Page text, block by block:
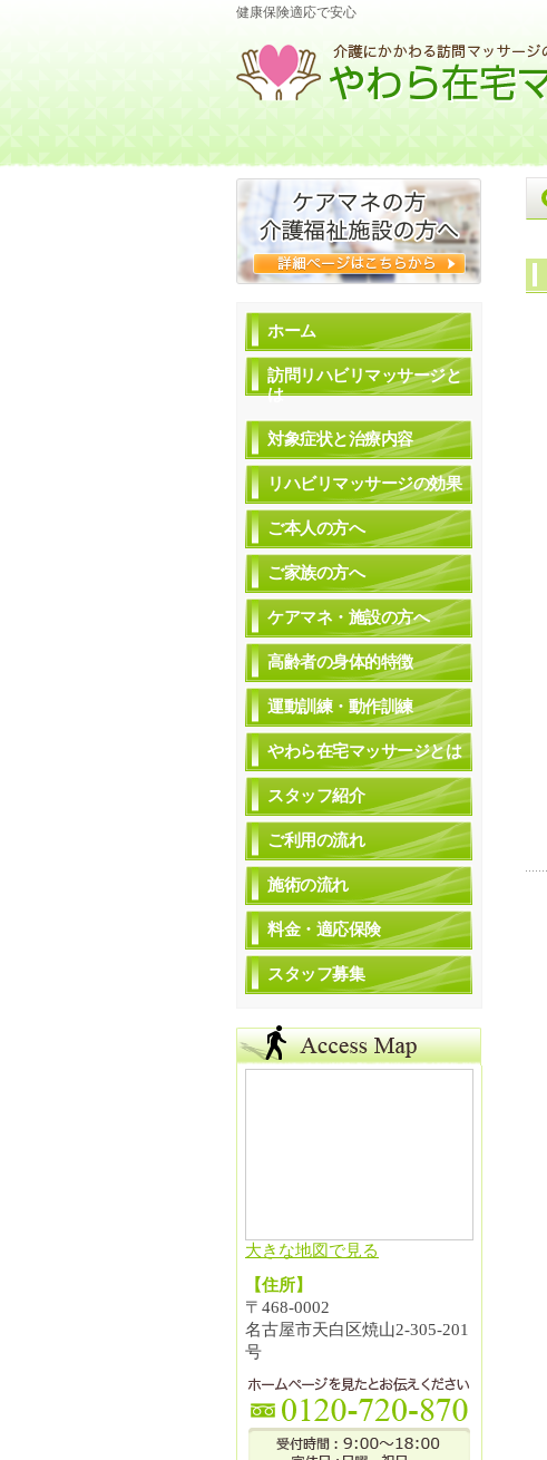
健康保険適応で安心
ホーム
訪問リハビリマッサージと
は
対象症状と治療内容
リハビリマッサージの効果
ご本人の方へ
ご家族の方へ
ケアマネ・施設の方へ
高齢者の身体的特徴
運動訓練・動作訓練
やわら在宅マッサージとは
スタッフ紹介
ご利用の流れ
施術の流れ
料金・適応保険
スタッフ募集
大きな地図で見る
【住所】
〒468-0002
名古屋市天白区焼山2-305-201
号